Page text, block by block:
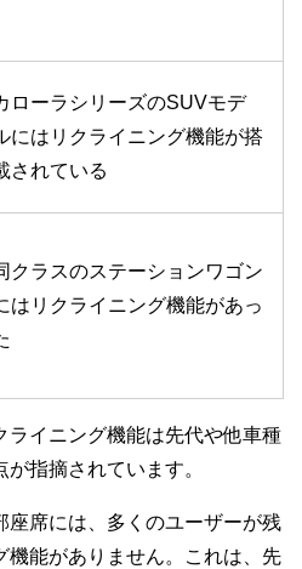
ローラシリーズのSUVモデ
にはリクライニング機能が搭
されている
クラスのステーションワゴン
はリクライニング機能があっ
ライニング機能は先代や他車種
指摘されています。
座席には、多くのユーザーが残
機能がありません。これは、先